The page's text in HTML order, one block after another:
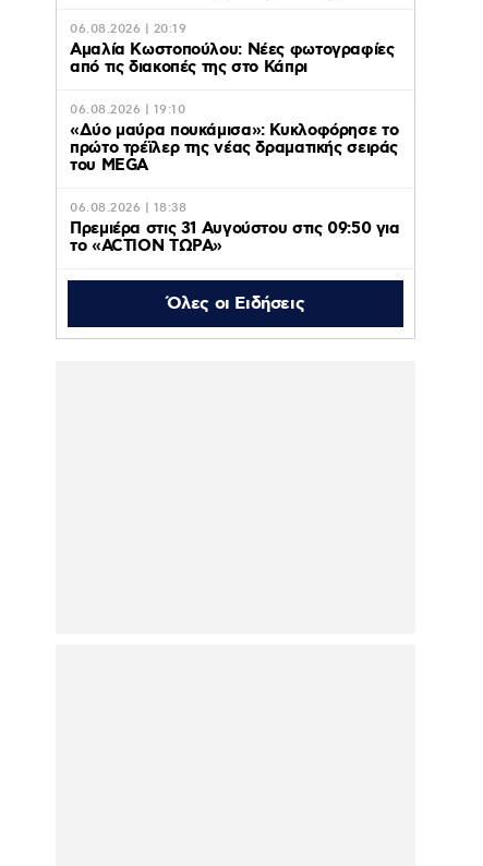
06.08.2026 | 20:19
Αμαλία Κωστοπούλου: Νέες φωτογραφίες
από τις διακοπές της στο Κάπρι
06.08.2026 | 19:10
«Δύο μαύρα πουκάμισα»: Κυκλοφόρησε το
πρώτο τρέϊλερ της νέας δραματικής σειράς
του MEGA
06.08.2026 | 18:38
Πρεμιέρα στις 31 Αυγούστου στις 09:50 για
το «ACTION ΤΩΡΑ»
Όλες οι Ειδήσεις